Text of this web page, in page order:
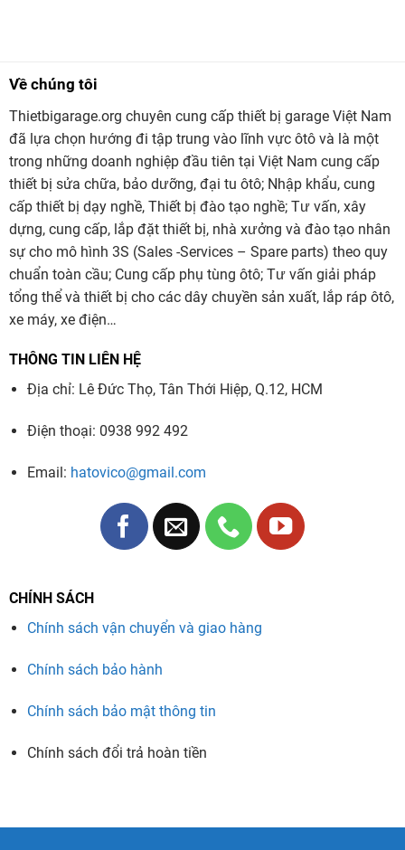
Về chúng tôi
Thietbigarage.org chuyên cung cấp thiết bị garage Việt Nam
đã lựa chọn hướng đi tập trung vào lĩnh vực ôtô và là một
trong những doanh nghiệp đầu tiên tại Việt Nam cung cấp
thiết bị sửa chữa, bảo dưỡng, đại tu ôtô; Nhập khẩu, cung
cấp thiết bị dạy nghề, Thiết bị đào tạo nghề; Tư vấn, xây
dựng, cung cấp, lắp đặt thiết bị, nhà xưởng và đào tạo nhân
sự cho mô hình 3S (Sales -Services – Spare parts) theo quy
chuẩn toàn cầu; Cung cấp phụ tùng ôtô; Tư vấn giải pháp
tổng thể và thiết bị cho các dây chuyền sản xuất, lắp ráp ôtô,
xe máy, xe điện…
THÔNG TIN LIÊN HỆ
Địa chỉ: Lê Đức Thọ, Tân Thới Hiệp, Q.12, HCM
Điện thoại: 0938 992 492
Email: hatovico@gmail.com
CHÍNH SÁCH
Chính sách vận chuyển và giao hàng
Chính sách bảo hành
Chính sách bảo mật thông tin
Chính sách đổi trả hoàn tiền